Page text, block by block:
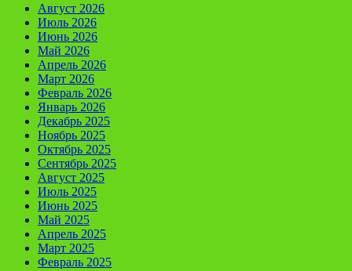
Август 2026
Июль 2026
Июнь 2026
Май 2026
Апрель 2026
Март 2026
Февраль 2026
Январь 2026
Декабрь 2025
Ноябрь 2025
Октябрь 2025
Сентябрь 2025
Август 2025
Июль 2025
Июнь 2025
Май 2025
Апрель 2025
Март 2025
Февраль 2025